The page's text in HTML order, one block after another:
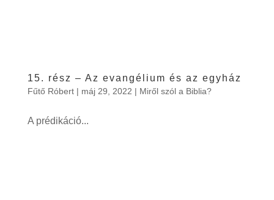
15. rész – Az evangélium és az egyház
Fűtő Róbert| máj 29, 2022 | Miről szól a Biblia?
A prédikáció...